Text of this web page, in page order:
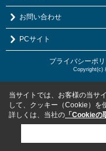
お問い合わせ
PCサイト
プライバシーポ
Copyright(c)
当サイトでは、お客様の当サ
して、クッキー（Cookie）を
詳しくは、当社の 「Cookieの